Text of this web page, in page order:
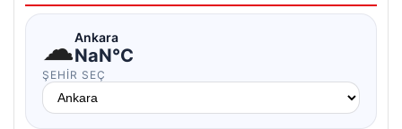
☁Ankara
NaN°C
ŞEHIR SEÇ